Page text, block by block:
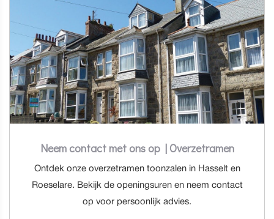
Neem contact met ons op | Overzetramen
Ontdek onze overzetramen toonzalen in Hasselt en
Roeselare. Bekijk de openingsuren en neem contact
op voor persoonlijk advies.